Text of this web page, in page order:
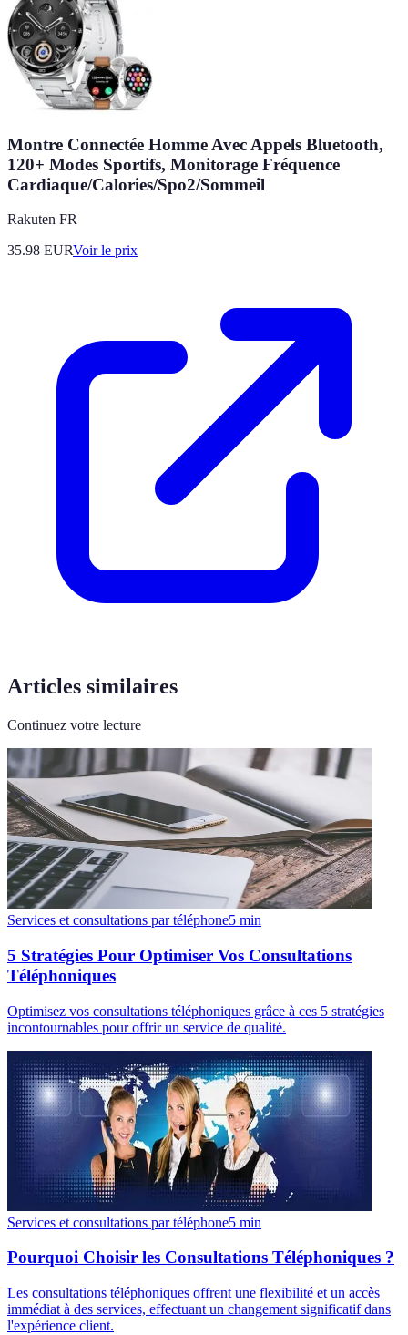
Montre Connectée Homme Avec Appels Bluetooth,
120+ Modes Sportifs, Monitorage Fréquence
Cardiaque/Calories/Spo2/Sommeil
Rakuten FR
35.98 EURVoir le prix
Articles similaires
Continuez votre lecture
Services et consultations par téléphone5 min
5 Stratégies Pour Optimiser Vos Consultations
Téléphoniques
Optimisez vos consultations téléphoniques grâce à ces 5 stratégies
incontournables pour offrir un service de qualité.
Services et consultations par téléphone5 min
Pourquoi Choisir les Consultations Téléphoniques ?
Les consultations téléphoniques offrent une flexibilité et un accès
immédiat à des services, effectuant un changement significatif dans
l'expérience client.